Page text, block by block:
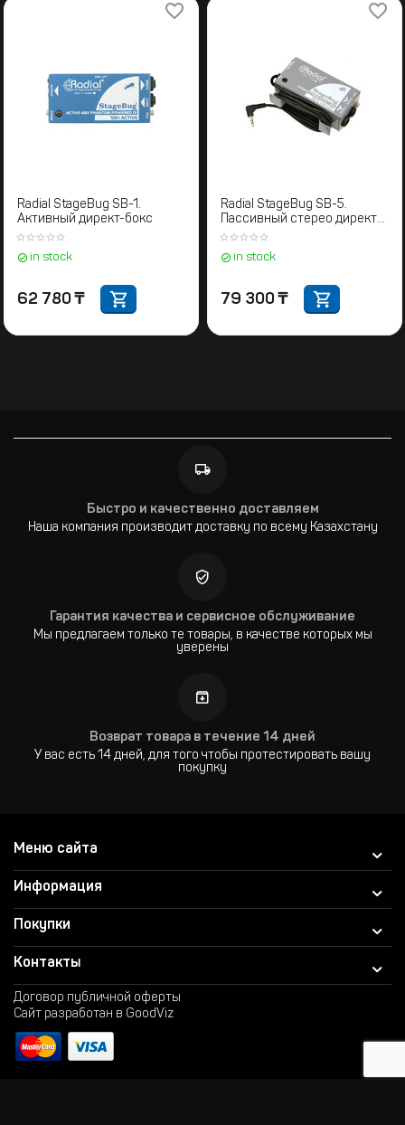
Radial StageBug SB-1.
Активный директ-бокс
in stock
62 780 ₸
Radial StageBug SB-5.
Пассивный стерео директ-
бокс для ноутбуков
in stock
79 300 ₸
Быстро и качественно доставляем
Наша компания производит доставку по всему Казахстану
Гарантия качества и сервисное обслуживание
Мы предлагаем только те товары, в качестве которых мы
уверены
Возврат товара в течение 14 дней
У вас есть 14 дней, для того чтобы протестировать вашу
покупку
Меню сайта
Информация
Покупки
Контакты
Договор публичной оферты
Сайт разработан в GoodViz